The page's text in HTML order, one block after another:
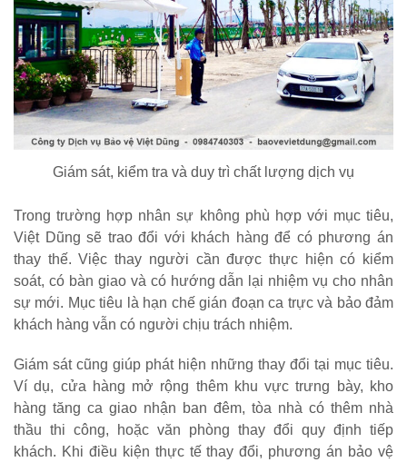
Giám sát, kiểm tra và duy trì chất lượng dịch vụ
Trong trường hợp nhân sự không phù hợp với mục tiêu,
Việt Dũng sẽ trao đổi với khách hàng để có phương án
thay thế. Việc thay người cần được thực hiện có kiểm
soát, có bàn giao và có hướng dẫn lại nhiệm vụ cho nhân
sự mới. Mục tiêu là hạn chế gián đoạn ca trực và bảo đảm
khách hàng vẫn có người chịu trách nhiệm.
Giám sát cũng giúp phát hiện những thay đổi tại mục tiêu.
Ví dụ, cửa hàng mở rộng thêm khu vực trưng bày, kho
hàng tăng ca giao nhận ban đêm, tòa nhà có thêm nhà
thầu thi công, hoặc văn phòng thay đổi quy định tiếp
khách. Khi điều kiện thực tế thay đổi, phương án bảo vệ